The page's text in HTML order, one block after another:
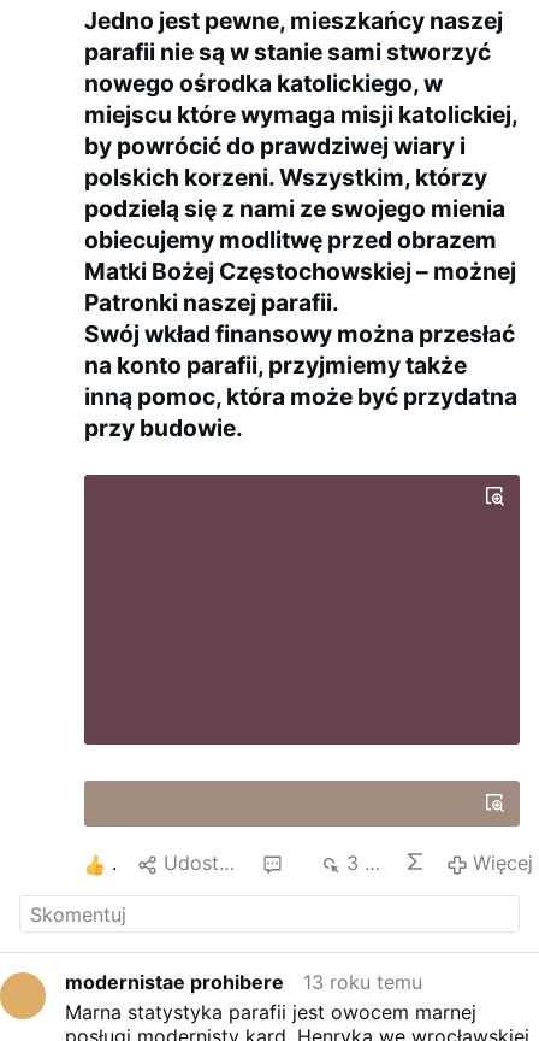
Jedno jest pewne, mieszkańcy naszej
parafii nie są w stanie sami stworzyć
nowego ośrodka katolickiego, w
miejscu które wymaga misji katolickiej,
by powrócić do prawdziwej wiary i
polskich korzeni. Wszystkim, którzy
podzielą się z nami ze swojego mienia
obiecujemy modlitwę przed obrazem
Matki Bożej Częstochowskiej – możnej
Patronki naszej parafii.
Swój wkład finansowy można przesłać
na konto parafii, przyjmiemy także
inną pomoc, która może być przydatna
przy budowie.
2 Udostępnij 3 tys. Więcej
modernistae prohibere
13 roku temu
Marna statystyka parafii jest owocem marnej
posługi modernisty kard. Henryka we wrocławskiej